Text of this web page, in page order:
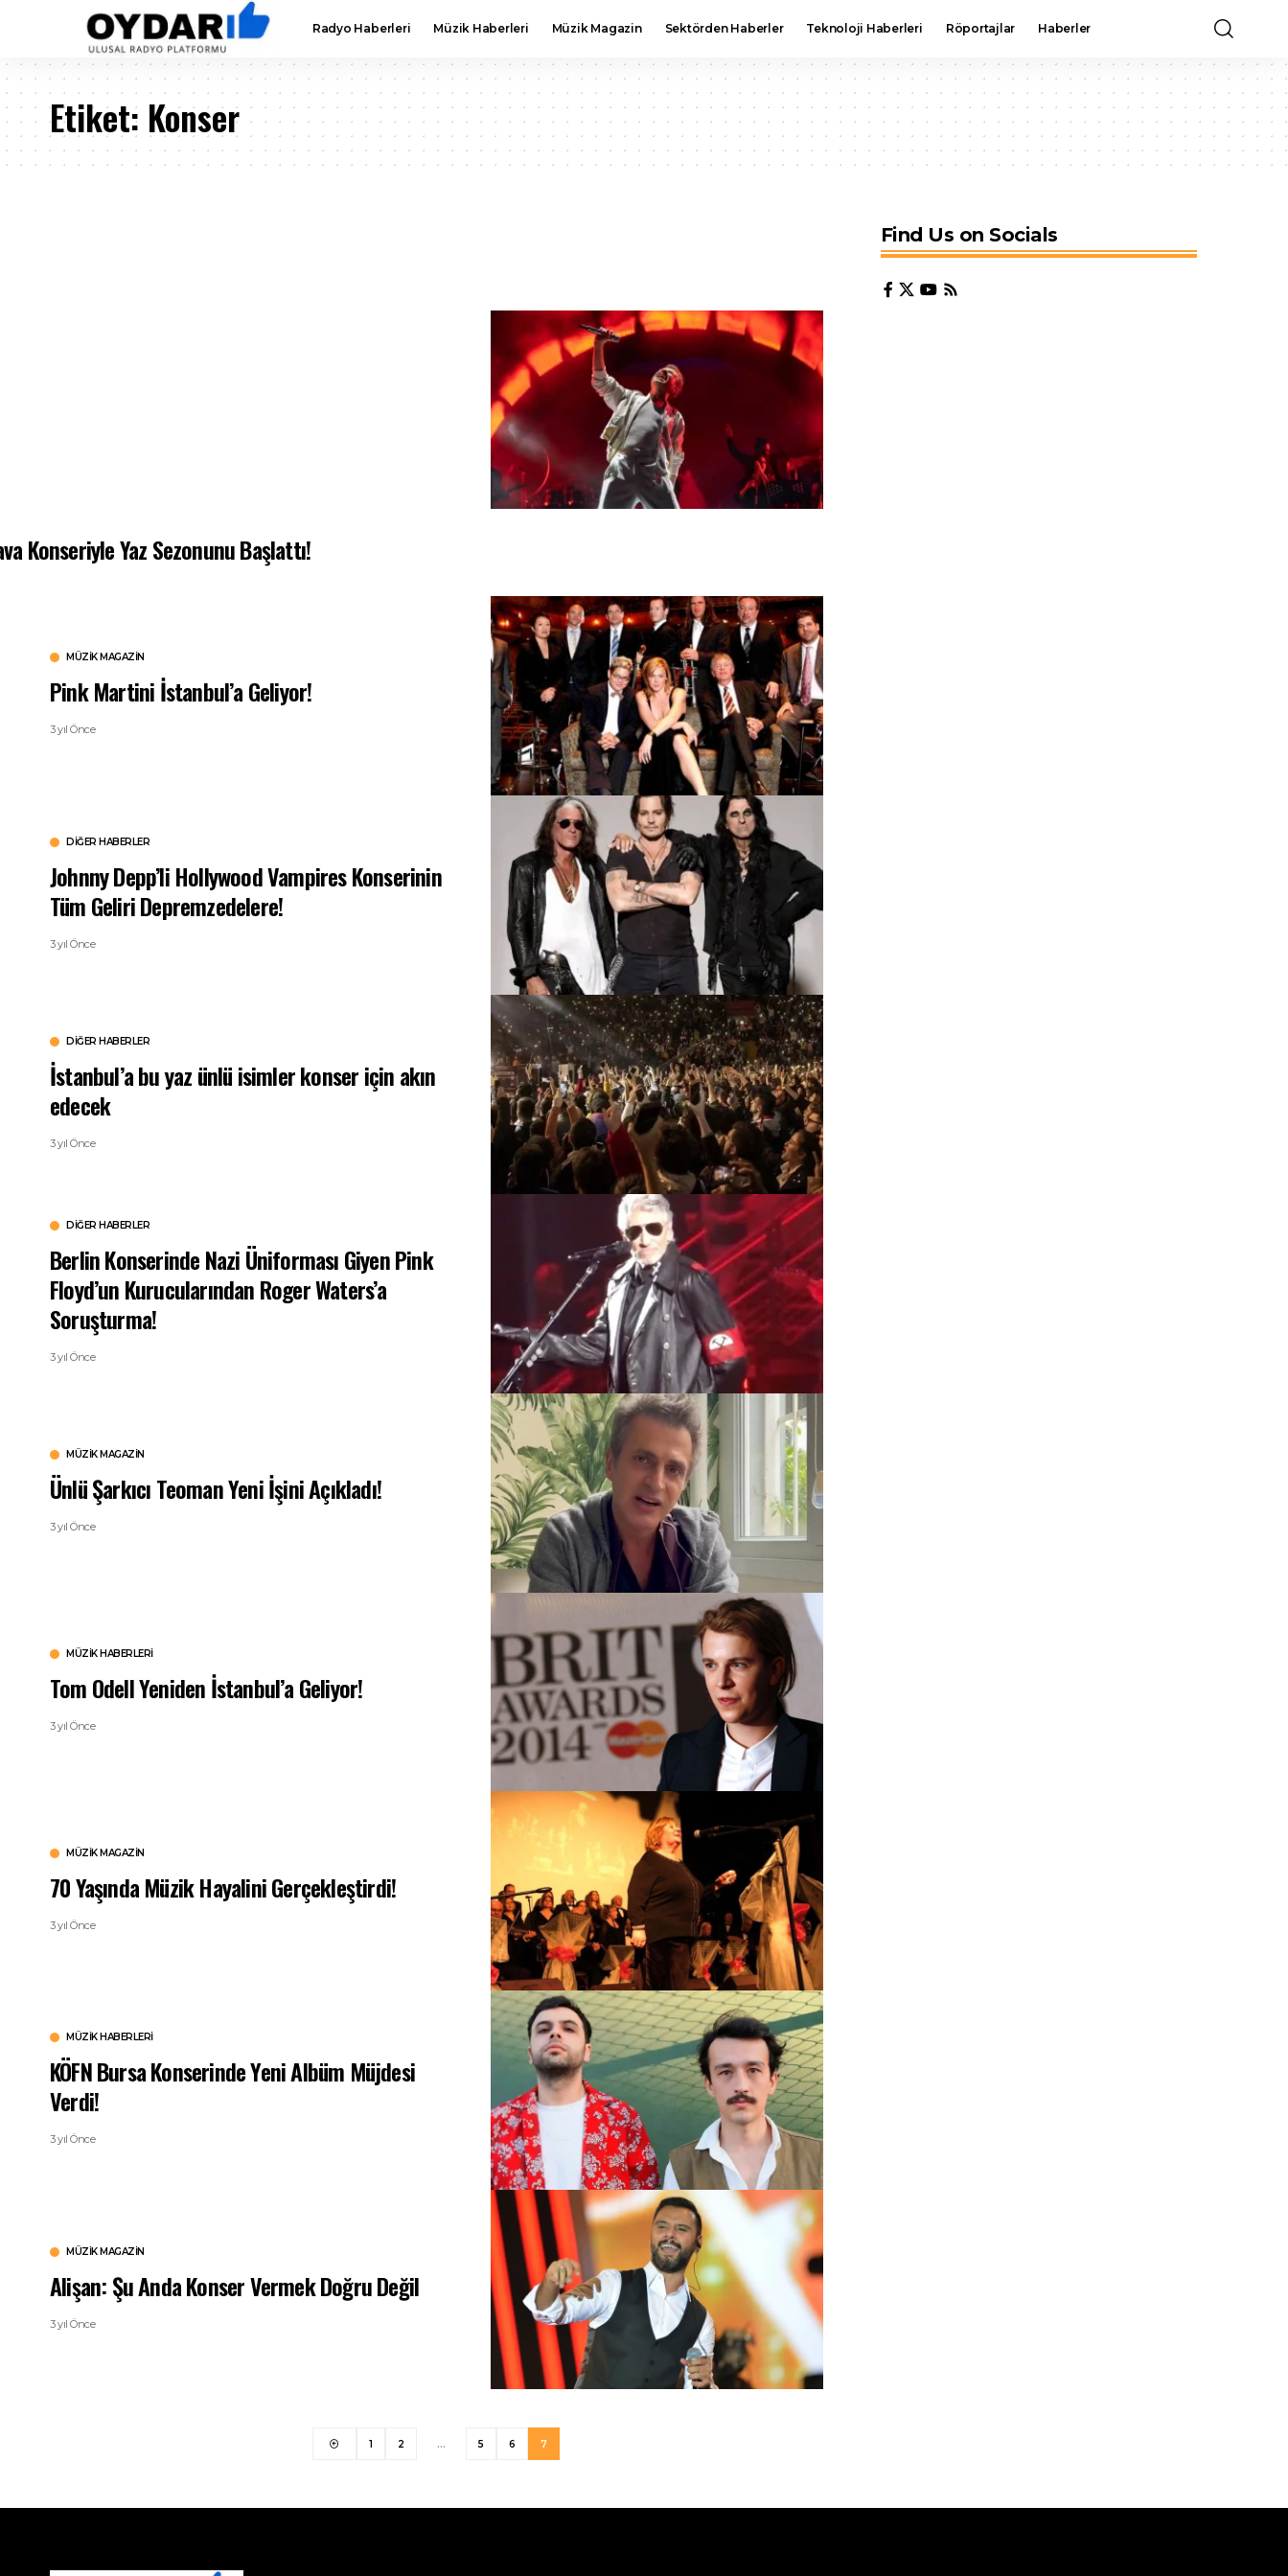
Radyo Haberleri Müzik Haberleri Müzik Magazin Sektörden Haberler Teknoloji Haberleri Röportajlar Haberler
Etiket: Konser
Konseriyle Yaz Sezonunu Başlattı!
MÜZIK MAGAZIN
Pink Martini İstanbul’a Geliyor!
3 yıl Önce
DIĞER HABERLER
Johnny Depp’li Hollywood Vampires Konserinin
Tüm Geliri Depremzedelere!
3 yıl Önce
DIĞER HABERLER
İstanbul’a bu yaz ünlü isimler konser için akın
edecek
3 yıl Önce
DIĞER HABERLER
Berlin Konserinde Nazi Üniforması Giyen Pink
Floyd’un Kurucularından Roger Waters’a
Soruşturma!
3 yıl Önce
MÜZIK MAGAZIN
Ünlü Şarkıcı Teoman Yeni İşini Açıkladı!
3 yıl Önce
MÜZIK HABERLERI
Tom Odell Yeniden İstanbul’a Geliyor!
3 yıl Önce
MÜZIK MAGAZIN
70 Yaşında Müzik Hayalini Gerçekleştirdi!
3 yıl Önce
MÜZIK HABERLERI
KÖFN Bursa Konserinde Yeni Albüm Müjdesi
Verdi!
3 yıl Önce
MÜZIK MAGAZIN
Alişan: Şu Anda Konser Vermek Doğru Değil
3 yıl Önce
1 2 … 5 6 7
Find Us on Socials